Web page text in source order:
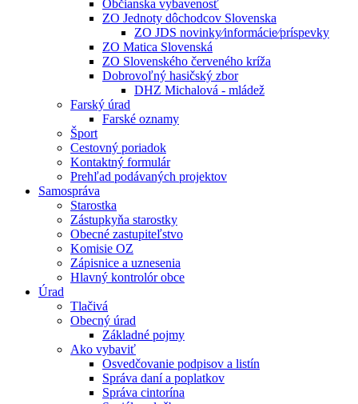
Občianska vybavenosť
ZO Jednoty dôchodcov Slovenska
ZO JDS novinky⁄informácie⁄príspevky
ZO Matica Slovenská
ZO Slovenského červeného kríža
Dobrovoľný hasičský zbor
DHZ Michalová - mládež
Farský úrad
Farské oznamy
Šport
Cestovný poriadok
Kontaktný formulár
Prehľad podávaných projektov
Samospráva
Starostka
Zástupkyňa starostky
Obecné zastupiteľstvo
Komisie OZ
Zápisnice a uznesenia
Hlavný kontrolór obce
Úrad
Tlačivá
Obecný úrad
Základné pojmy
Ako vybaviť
Osvedčovanie podpisov a listín
Správa daní a poplatkov
Správa cintorína